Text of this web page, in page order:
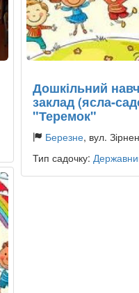
Дошкільний
заклад (ясла-
"Теремок"
Березне, вул.
Тип садочку: